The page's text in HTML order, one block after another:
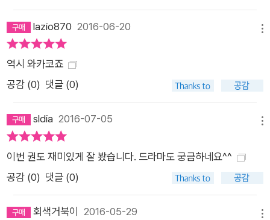
lazio870 2016-06-20
역시 와카코죠
공감 (0) 댓글 (0)
sldia 2016-07-05
이번 권도 재미있게 잘 봤습니다. 드라마도 궁금하네요^^
공감 (0) 댓글 (0)
회색거북이 2016-05-29